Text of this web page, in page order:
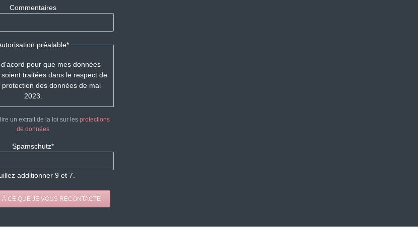
Commentaires
préalable*
pour que mes données
traitées dans le respect de
protection des données de mai
2023.
un extrait de la loi sur lesprotections
de données
Champ
Spamschutz*
additionner 9 et 7.
CE QUE JE VOUS RECONTACTE